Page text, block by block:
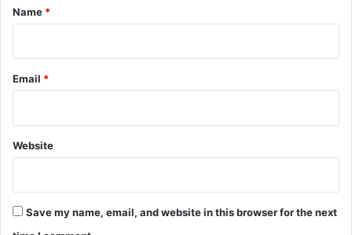
ą
v
ą
o
i
*
Name *
Email *
Website
Save my name, email, and website in this browser for the next